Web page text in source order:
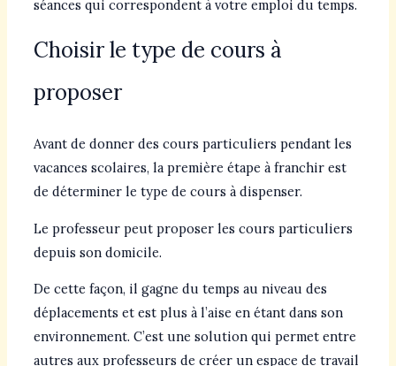
séances qui correspondent à votre emploi du temps.
Choisir le type de cours à
proposer
Avant de donner des cours particuliers pendant les
vacances scolaires, la première étape à franchir est
de déterminer le type de cours à dispenser.
Le professeur peut proposer les cours particuliers
depuis son domicile.
De cette façon, il gagne du temps au niveau des
déplacements et est plus à l’aise en étant dans son
environnement. C’est une solution qui permet entre
autres aux professeurs de créer un espace de travail